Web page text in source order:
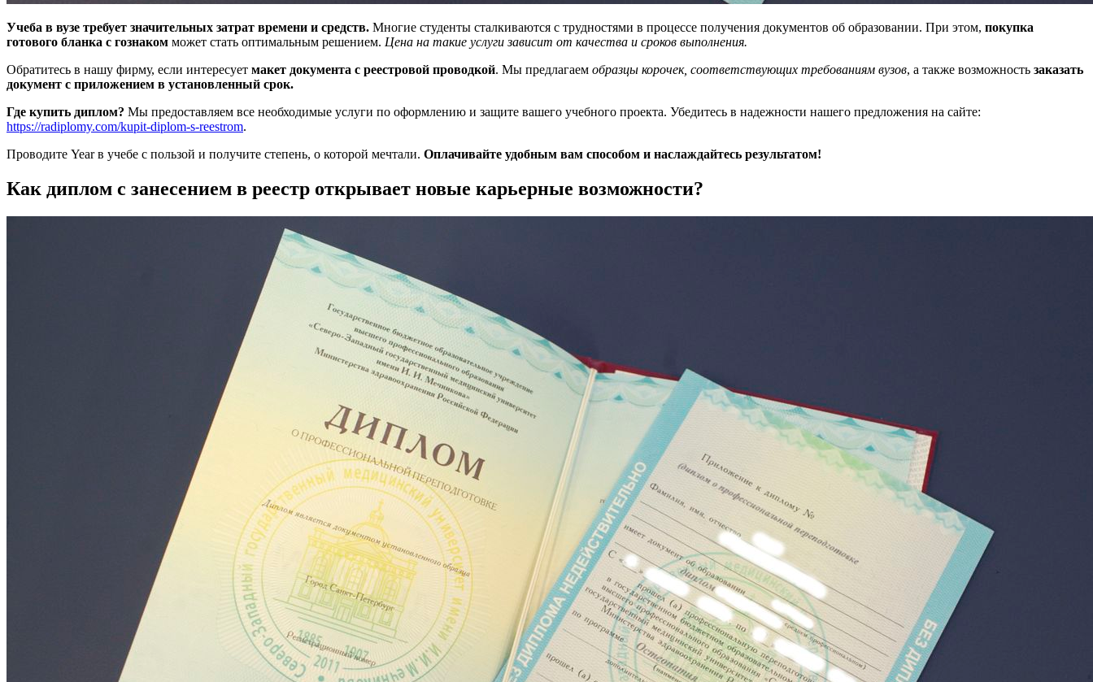
Учеба в вузе требует значительных затрат времени и средств. Многие студенты сталкиваются с трудностями в процессе получения документов об образовании. При этом, покупка
готового бланка с гознаком может стать оптимальным решением. Цена на такие услуги зависит от качества и сроков выполнения.
Обратитесь в нашу фирму, если интересует макет документа с реестровой проводкой. Мы предлагаем образцы корочек, соответствующих требованиям вузов, а также возможность заказать
документ с приложением в установленный срок.
Где купить диплом? Мы предоставляем все необходимые услуги по оформлению и защите вашего учебного проекта. Убедитесь в надежности нашего предложения на сайте:
https://radiplomy.com/kupit-diplom-s-reestrom.
Проводите Year в учебе с пользой и получите степень, о которой мечтали. Оплачивайте удобным вам способом и наслаждайтесь результатом!
Как диплом с занесением в реестр открывает новые карьерные возможности?